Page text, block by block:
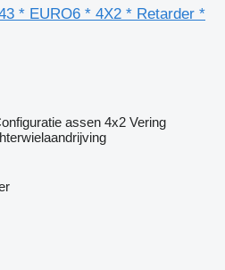
* EURO6 * 4X2 * Retarder *
assen 4x2 Vering